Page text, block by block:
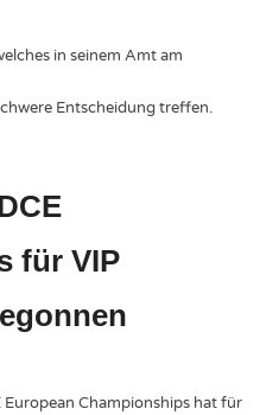
in seinem Amt am
Entscheidung treffen.
für VIP
Championships hat für